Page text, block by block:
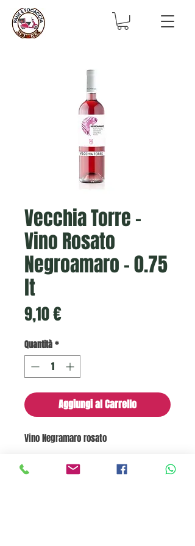
Vecchia Torre -
Vino Rosato
Negroamaro - 0.75
lt
9,10 €Prezzo
Quantità*
Aggiungi al Carrello
Vino Negramaro rosato